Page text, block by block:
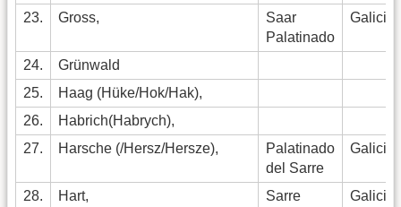
23.
Gross,
Saar
Palatinado
Galicia
24.
Grünwald
25.
Haag (Hüke/Hok/Hak),
26.
Habrich(Habrych),
27.
Harsche (/Hersz/Hersze),
Palatinado
del Sarre
Galicia
28. Hart,
Sarre
Galicia